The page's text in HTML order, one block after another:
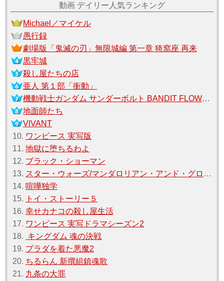
動画 デイリー人気ランキング
Michael／マイケル
愚行録
劇場版「鬼滅の刃」無限城編 第一章 猗窩座 再来
黒牢城
殺し屋たちの店
亜人 第１部「衝動」
機動戦士ガンダム サンダーボルト BANDIT FLOWER
地面師たち
VIVANT
10. ワンピース 実写版
11.地獄に堕ちるわよ
12. ブラック・ショーマン
13. スター・ウォーズ/マンダロリアン・アンド・グローグー
14. 喧嘩独学
15.
トイ・ストーリー５
16.幸せカナコの殺し屋生活
17. ワンピース 実写ドラマシーズン2
18. キングダム 魂の決戦
19. プラダを着た悪魔2
20. ちるらん 新撰組鎮魂歌
21. 九条の大罪